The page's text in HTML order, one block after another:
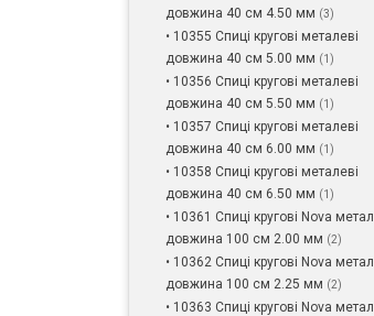
довжина 40 см 4.50 мм (3)
• 10355 Спиці кругові металеві
довжина 40 см 5.00 мм (1)
• 10356 Спиці кругові металеві
довжина 40 см 5.50 мм (1)
• 10357 Спиці кругові металеві
довжина 40 см 6.00 мм (1)
• 10358 Спиці кругові металеві
довжина 40 см 6.50 мм (1)
• 10361 Спиці кругові Nova метал
довжина 100 см 2.00 мм (2)
• 10362 Спиці кругові Nova метал
довжина 100 см 2.25 мм (2)
• 10363 Спиці кругові Nova метал